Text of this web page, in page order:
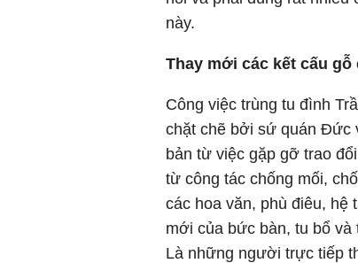
này.
Thay mới các kết cấu
Công việc trùng tu đình
chặt chẽ bởi sứ quán Đức
bản từ việc gặp gỡ trao
từ công tác chống mối,
các hoa văn, phù điêu, hệ
mới của bức bàn, tu bổ và
Là những người trực tiếp